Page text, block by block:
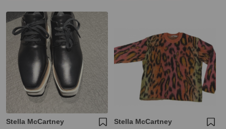
Stella McCartney Stella McCartney